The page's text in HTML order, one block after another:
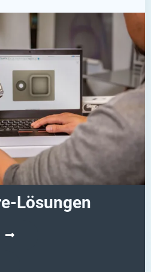
Lösungen